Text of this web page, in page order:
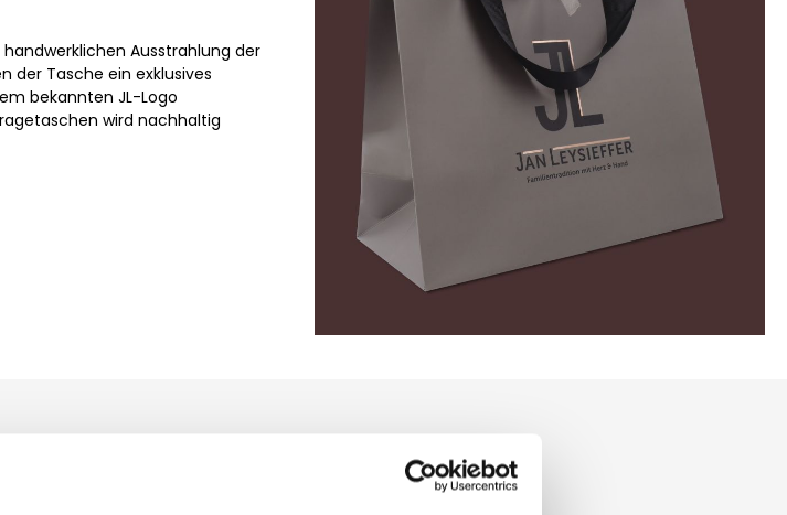
Ausstrahlung der
der Tasche ein exklusives
bekannten JL-Logo
wird nachhaltig